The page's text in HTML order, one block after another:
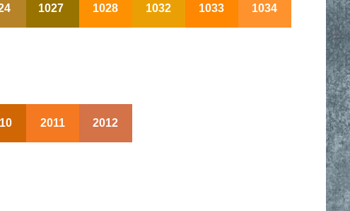
1027 1028 1032 1033 1034
2011 2012